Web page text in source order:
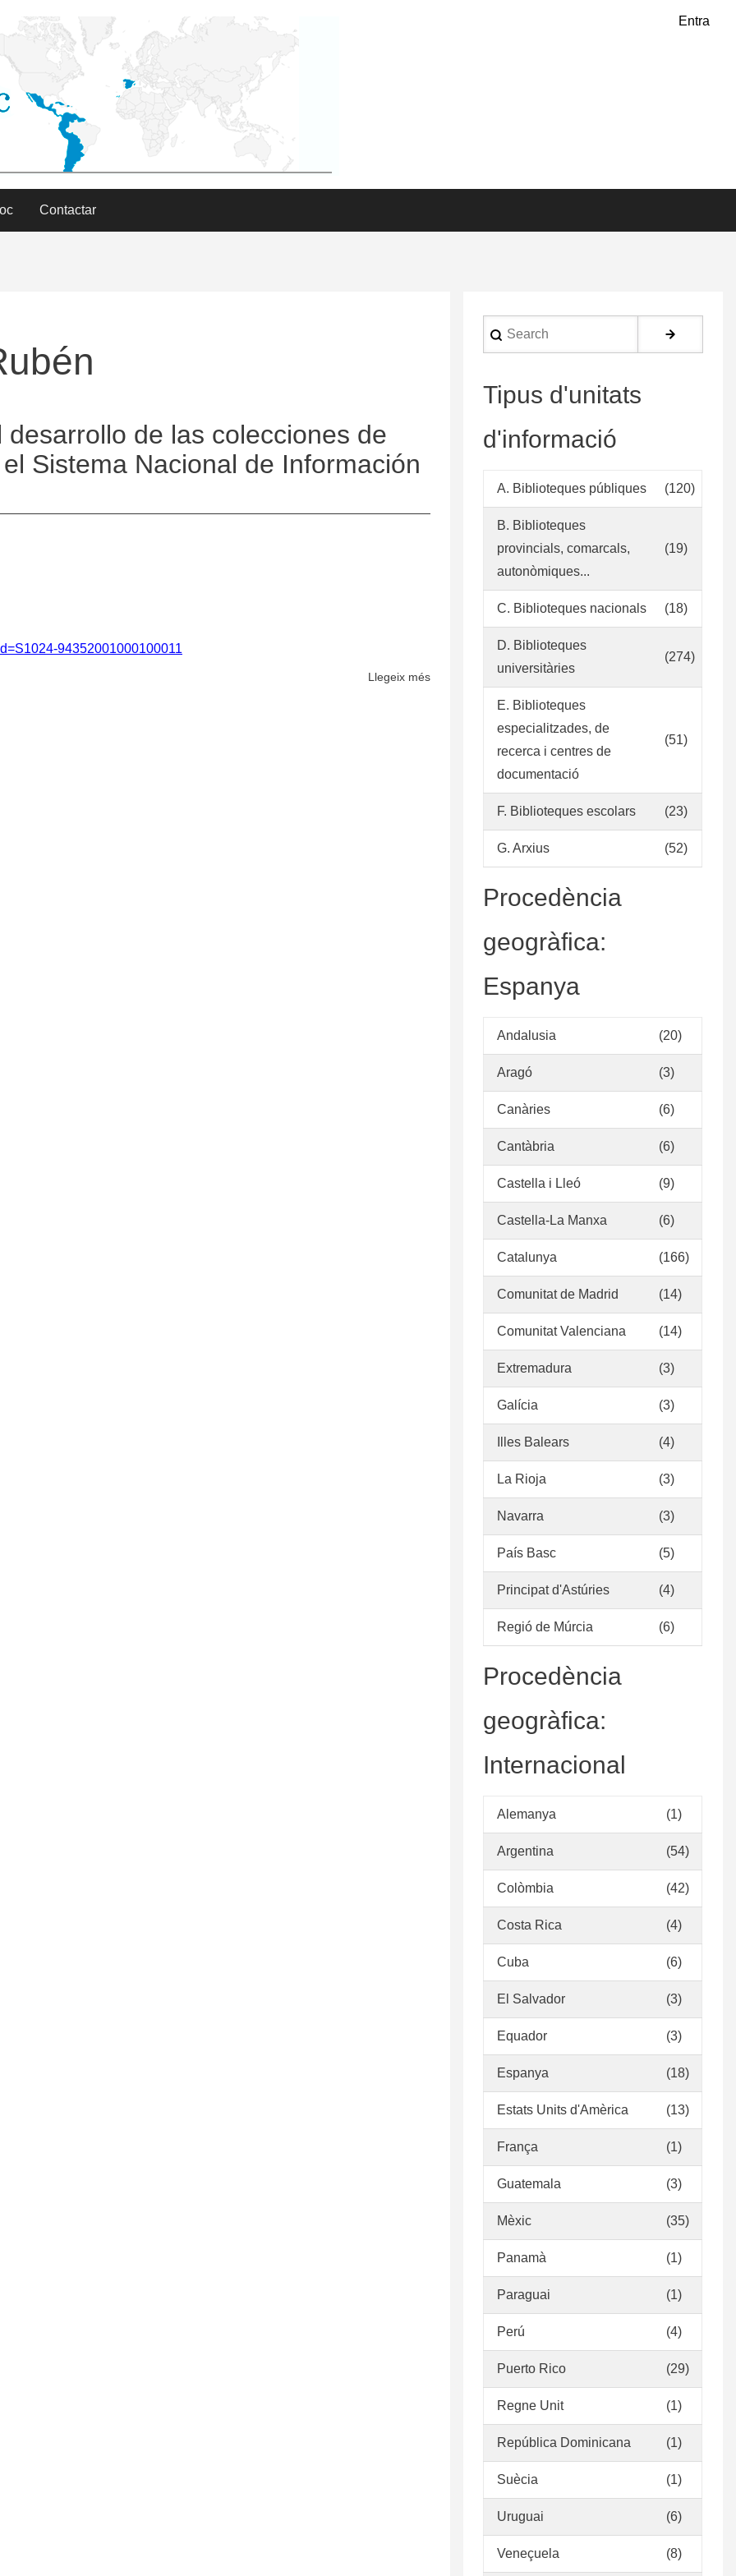
Entra
Contactar
de las colecciones de
Sistema Nacional de Información
94352001000100011
Llegeix méssobre
Search
Tipus d'unitats
d'informació
A. Biblioteques públiques (120)
B. Biblioteques
provincials, comarcals,
autonòmiques...
(19)
C. Biblioteques nacionals (18)
D. Biblioteques
universitàries
(274)
E. Biblioteques
especialitzades, de
recerca i centres de
documentació
(51)
F. Biblioteques escolars (23)
G. Arxius (52)
Procedència
geogràfica:
Espanya
Andalusia (20)
Aragó (3)
Canàries (6)
Cantàbria (6)
Castella i Lleó (9)
Castella-La Manxa (6)
Catalunya (166)
Comunitat de Madrid (14)
Comunitat Valenciana (14)
Extremadura (3)
Galícia (3)
Illes Balears (4)
La Rioja (3)
Navarra (3)
País Basc (5)
Principat d'Astúries (4)
Regió de Múrcia (6)
Procedència
geogràfica:
Internacional
Alemanya (1)
Argentina (54)
Colòmbia (42)
Costa Rica (4)
Cuba (6)
El Salvador (3)
Equador (3)
Espanya (18)
Estats Units d'Amèrica (13)
França (1)
Guatemala (3)
Mèxic (35)
Panamà (1)
Paraguai (1)
Perú (4)
Puerto Rico (29)
Regne Unit (1)
República Dominicana (1)
Suècia (1)
Uruguai (6)
Veneçuela (8)